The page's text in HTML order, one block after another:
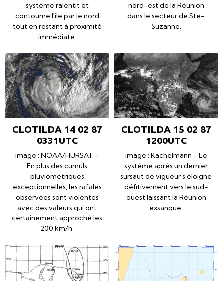
système ralentit et
contourne l'île par le nord
tout en restant à proximité
immédiate.
nord-est de la Réunion
dans le secteur de Ste-
Suzanne.
CLOTILDA 14 02 87
0331UTC
image : NOAA/HURSAT -
En plus des cumuls
pluviométriques
exceptionnelles, les rafales
observées sont violentes
avec des valeurs qui ont
certainement approché les
200 km/h.
CLOTILDA 15 02 87
1200UTC
image : Kachelmann - Le
système après un dernier
sursaut de vigueur s'éloigne
défitivement vers le sud-
ouest laissant la Réunion
exsangue.